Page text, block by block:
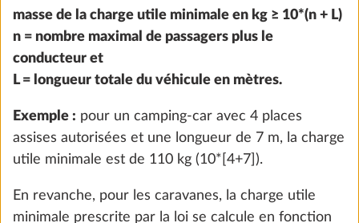
Prééquipement pour kit autonomie, avec
chargeur / booster, capteur de batterie et
coffre de batterie
472 CHF